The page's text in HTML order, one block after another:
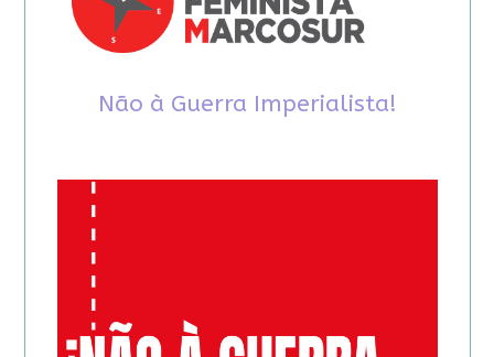
Não à Guerra Imperialista!